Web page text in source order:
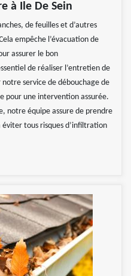
à Ile De Sein
de feuilles et d’autres
empêche l’évacuation de
assurer le bon
de réaliser l’entretien de
service de débouchage de
pour une intervention assurée.
notre équipe assure de prendre
tous risques d’infiltration